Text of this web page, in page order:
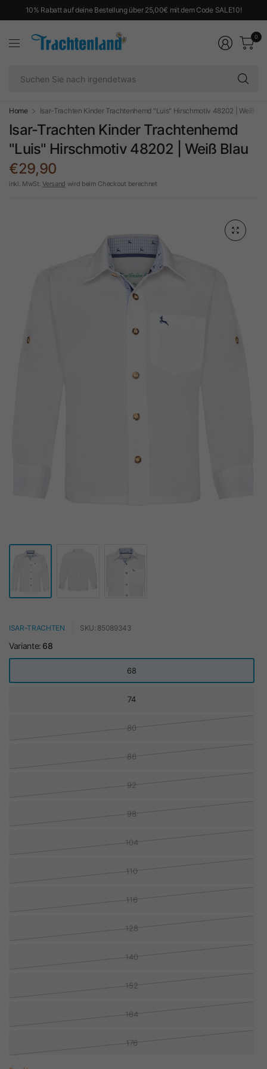
10% Rabatt auf deine Bestellung über 25,00€ mit dem Code SALE10!
0
Home Isar-Trachten Kinder Trachtenhemd "Luis" Hirschmotiv 48202 | Weiß
Isar-Trachten Kinder Trachtenhemd
"Luis" Hirschmotiv 48202 | Weiß Blau
€29,90
inkl. MwSt.Versand wird beim Checkout berechnet
ISAR-TRACHTEN SKU: 85089343
Variante: 68
68
74
80
86
92
98
104
110
116
128
140
152
164
176